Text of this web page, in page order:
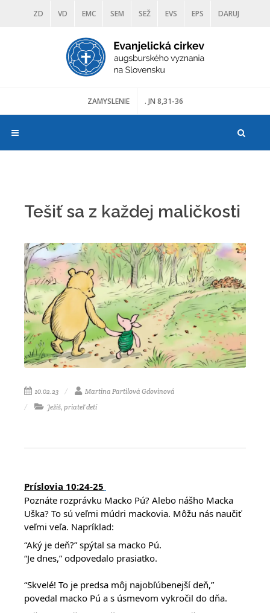
ZD VD EMC SEM SEŽ EVS EPS DARUJ
DIAKONIA ŠKOLY TRANOSCIUS
ZAMYSLENIE . JN 8,31-36
Tešiť sa z každej maličkosti
10.02.23
Martina Partilová Gdovinová
Ježiš, priateľ detí
Príslovia 10:24-25
Poznáte rozprávku Macko Pú? Alebo nášho Macka
Uška? To sú veľmi múdri mackovia. Môžu nás naučiť
veľmi veľa. Napríklad:
“Aký je deň?” spýtal sa macko Pú.
“Je dnes,” odpovedalo prasiatko.
“Skvelé! To je predsa môj najobľúbenejší deň,”
povedal macko Pú a s úsmevom vykročil do dňa.